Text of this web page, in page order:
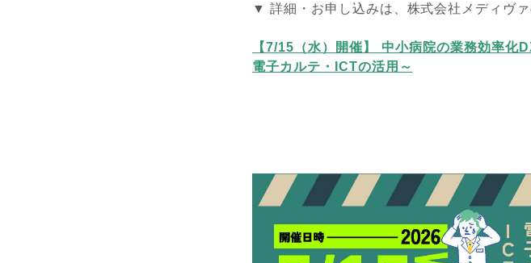
▼ 詳細・お申し込みは、株式会社メディヴ
【7/15（水）開催】 中小病院の業務効率
電子カルテ・ICTの活用～